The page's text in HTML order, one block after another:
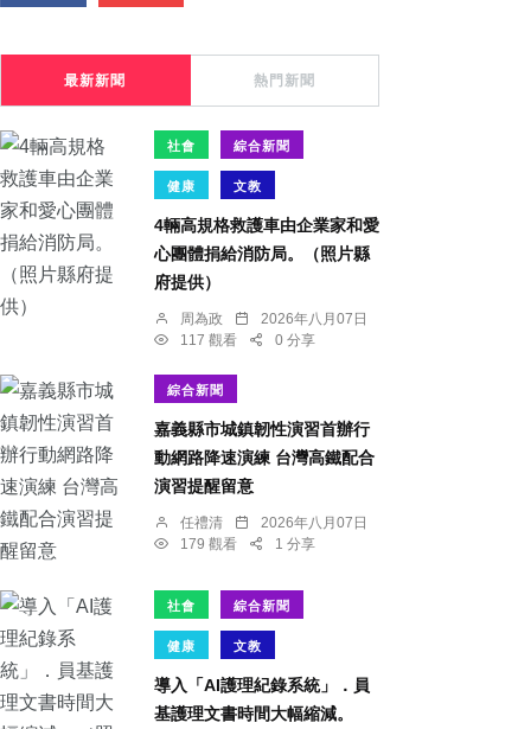
最新新聞 熱門新聞
社會 綜合新聞
健康 文教
4輛高規格救護車由企業家和愛
心團體捐給消防局。（照片縣
府提供）
周為政
2026年八月07日
117 觀看
0 分享
綜合新聞
嘉義縣市城鎮韌性演習首辦行
動網路降速演練 台灣高鐵配合
演習提醒留意
任禮清
2026年八月07日
179 觀看
1 分享
社會 綜合新聞
健康 文教
導入「AI護理紀錄系統」．員
基護理文書時間大幅縮減。